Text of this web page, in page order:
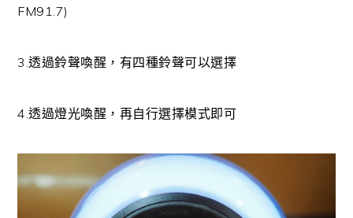
FM91.7)
3.透過鈴聲喚醒，有四種鈴聲可以選擇
4.透過燈光喚醒，再自行選擇模式即可